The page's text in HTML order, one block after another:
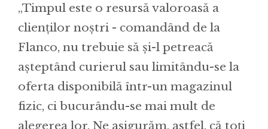
„Timpul este o resursă valoroasă a
clienților noștri - comandând de la
Flanco, nu trebuie să și-l petreacă
așteptând curierul sau limitându-se la
oferta disponibilă într-un magazinul
fizic, ci bucurându-se mai mult de
alegerea lor. Ne asigurăm, astfel, că toți